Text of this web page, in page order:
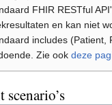
FHIR RESTful
en kan niet
includes
Zie ook deze
scenario’s